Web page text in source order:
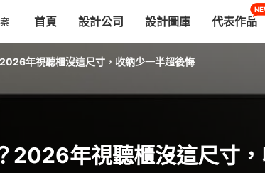
首頁 設計公司 設計圖庫 代表作品
年視聽櫃沒這尺寸，收納少一半超後悔
2026年視聽櫃沒這尺寸